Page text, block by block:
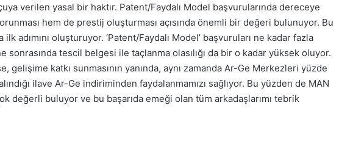
verilen yasal bir haktır. Patent/Faydalı Model başvurularında dereceye
hem de prestij oluşturması açısında önemli bir değeri bulunuyor. Bu
adımını oluşturuyor. ‘Patent/Faydalı Model’ başvuruları ne kadar fazla
sonrasında tescil belgesi ile taçlanma olasılığı da bir o kadar yüksek oluyor.
gelişime katkı sunmasının yanında, aynı zamanda Ar-Ge Merkezleri yüzde
ilave Ar-Ge indiriminden faydalanmamızı sağlıyor. Bu yüzden de MAN
değerli buluyor ve bu başarıda emeği olan tüm arkadaşlarımı tebrik